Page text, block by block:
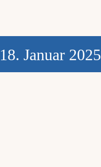
18. Januar 2025